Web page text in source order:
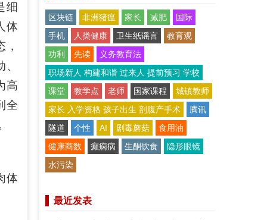
细
体
高
全
体
区块链 非洲猪瘟 家长 减肥
国际
手机
人类健康 卫生纸谣言
教育观
功利
先读
义务教育法
职场新人 构建和谐 过来人 提前预习 学校
课堂
教学点 老师 国家课程
城镇教师
家长 入学资格 孩子出生 剖腹产手术
腾讯
隧道
个性 AI 剧毒蘑菇
食用油
健康商数
癫痫病 生酮饮食
隐形眼镜
水污染
最近发表